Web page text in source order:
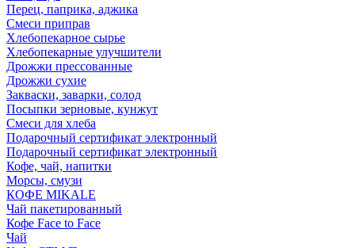
Перец, паприка, аджика
Смеси приправ
Хлебопекарное сырье
Хлебопекарные улучшители
Дрожжи прессованные
Дрожжи сухие
Закваски, заварки, солод
Посыпки зерновые, кунжут
Смеси для хлеба
Подарочный сертификат электронный
Подарочный сертификат электронный
Кофе, чай, напитки
Морсы, смузи
КОФЕ MIKALE
Чай пакетированный
Кофе Face to Face
Чай